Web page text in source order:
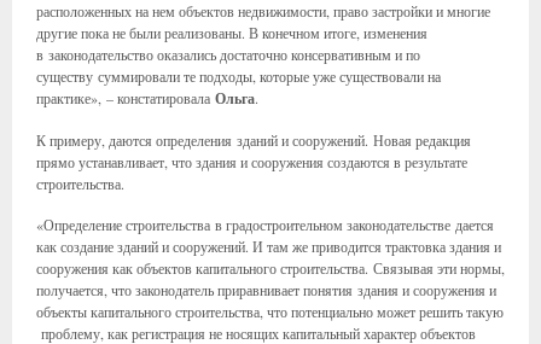
расположенных на нем объектов недвижимости, право застройки и многие
другие пока не были реализованы. В конечном итоге, изменения
в законодательство оказались достаточно консервативным и по
существу суммировали те подходы, которые уже существовали на
практике», – констатировала Ольга.
К примеру, даются определения зданий и сооружений. Новая редакция
прямо устанавливает, что здания и сооружения создаются в результате
строительства.
«Определение строительства в градостроительном законодательстве дается
как создание зданий и сооружений. И там же приводится трактовка здания и
сооружения как объектов капитального строительства. Связывая эти нормы,
получается, что законодатель приравнивает понятия здания и сооружения и
объекты капитального строительства, что потенциально может решить такую
проблему, как регистрация не носящих капитальный характер объектов